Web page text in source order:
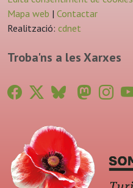
Mapa web | Contactar
Realització: cdnet
Troba'ns a les Xarxes